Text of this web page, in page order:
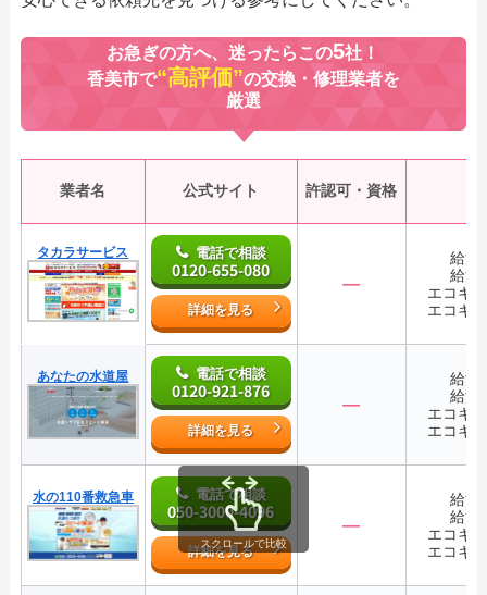
お急ぎの方へ、迷ったらこの5社！
香美市で“高評価”の交換・修理業者を
厳選
業者名 公式サイト 許認可・資格
タカラサービス 電話で相談
0120-655-080
詳細を見る
―
給湯
給湯
エコキ
エコキ
あなたの水道屋 電話で相談
0120-921-876
詳細を見る
―
給湯
給湯
エコキ
エコキ
水の110番救急車 電話で相談
050-3000-4096
詳細を見る
―
給湯
給湯
エコキ
エコキ
スクロールで比較